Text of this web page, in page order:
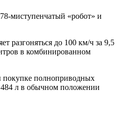
миступенчатый «робот» и
разгоняться до 100 км/ч за 9,5
в комбинированном
покупке полноприводных
484 л в обычном положении